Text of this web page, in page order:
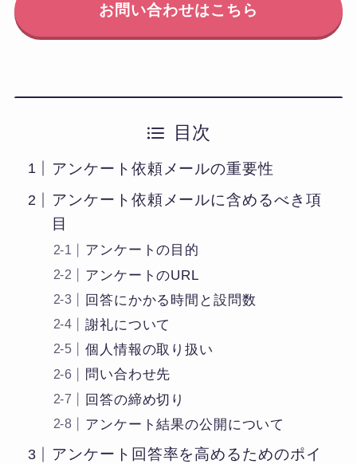
お問い合わせはこちら
目次
アンケート依頼メールの重要性
アンケート依頼メールに含めるべき項
目
アンケートの目的
アンケートのURL
回答にかかる時間と設問数
謝礼について
個人情報の取り扱い
問い合わせ先
回答の締め切り
アンケート結果の公開について
アンケート回答率を高めるためのポイ